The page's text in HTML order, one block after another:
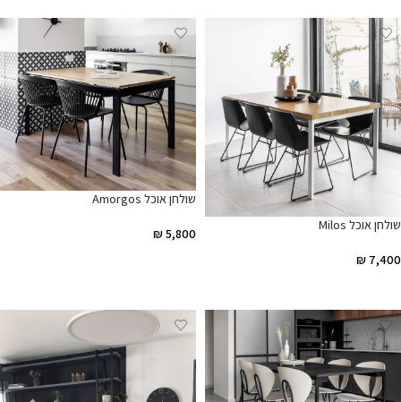
שולחן אוכל Milos
₪ 7,400
שולחן אוכל Amorgos
₪5,800